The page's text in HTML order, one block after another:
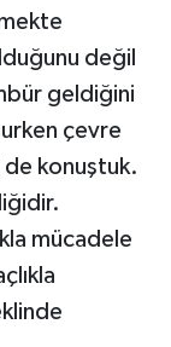
değil
geldiğini
çevre
de konuştuk.
mücadele